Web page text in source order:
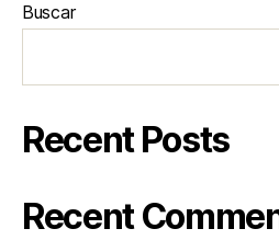
Buscar
Recent Posts
Recent